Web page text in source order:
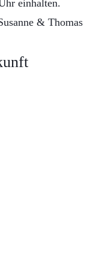
einhalten.
& Thomas